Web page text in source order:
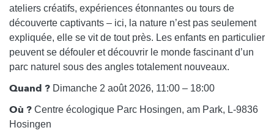
ateliers créatifs, expériences étonnantes ou tours de
découverte captivants – ici, la nature n’est pas seulement
expliquée, elle se vit de tout près. Les enfants en particulier
peuvent se défouler et découvrir le monde fascinant d’un
parc naturel sous des angles totalement nouveaux.
Quand ? Dimanche 2 août 2026, 11:00 – 18:00
Où ? Centre écologique Parc Hosingen, am Park, L-9836
Hosingen